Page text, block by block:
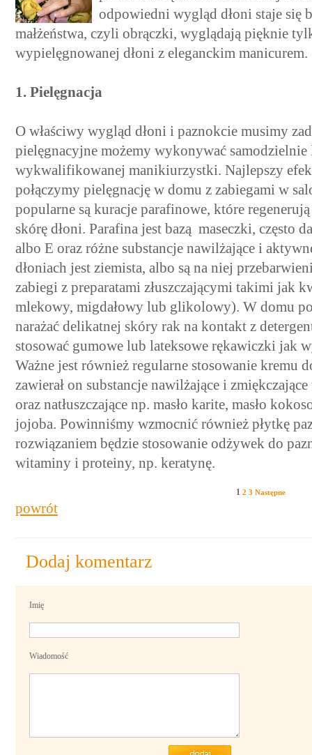
odpowiedni wygląd dłoni staje się
małżeństwa, czyli obrączki, wyglądają pięknie
wypielęgnowanej dłoni z eleganckim manicurem.
1. Pielęgnacja
O właściwy wygląd dłoni i paznokcie musimy
pielęgnacyjne możemy wykonywać samodzielnie
wykwalifikowanej manikiurzystki. Najlepszy
połączymy pielęgnację w domu z zabiegami w
popularne są kuracje parafinowe, które
skórę dłoni. Parafina jest bazą maseczki, często
albo E oraz różne substancje nawilżające i
dłoniach jest ziemista, albo są na niej
zabiegi z preparatami złuszczającymi takimi jak
mlekowy, migdałowy lub glikolowy). W domu
narażać delikatnej skóry rak na kontakt z
stosować gumowe lub lateksowe rękawiczki jak
Ważne jest również regularne stosowanie kremu
zawierał on substancje nawilżające i
oraz natłuszczające np. masło karite, masło
jojoba. Powinniśmy wzmocnić również płytkę
rozwiązaniem będzie stosowanie odżywek do
witaminy i proteiny, np. keratynę.
1 2 3 Następne
powrót
Dodaj komentarz
Imię
Wiadomość